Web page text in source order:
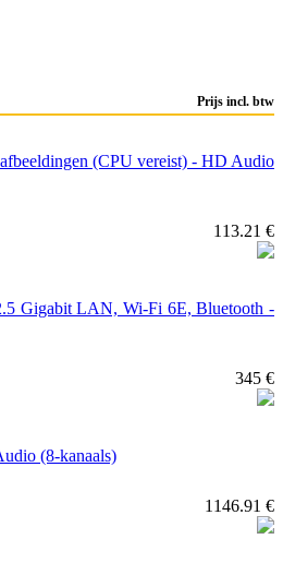
Prijs incl. btw
(CPU vereist) - HD Audio
113.21 €
Gigabit LAN, Wi-Fi 6E, Bluetooth -
345 €
(8-kanaals)
1146.91 €